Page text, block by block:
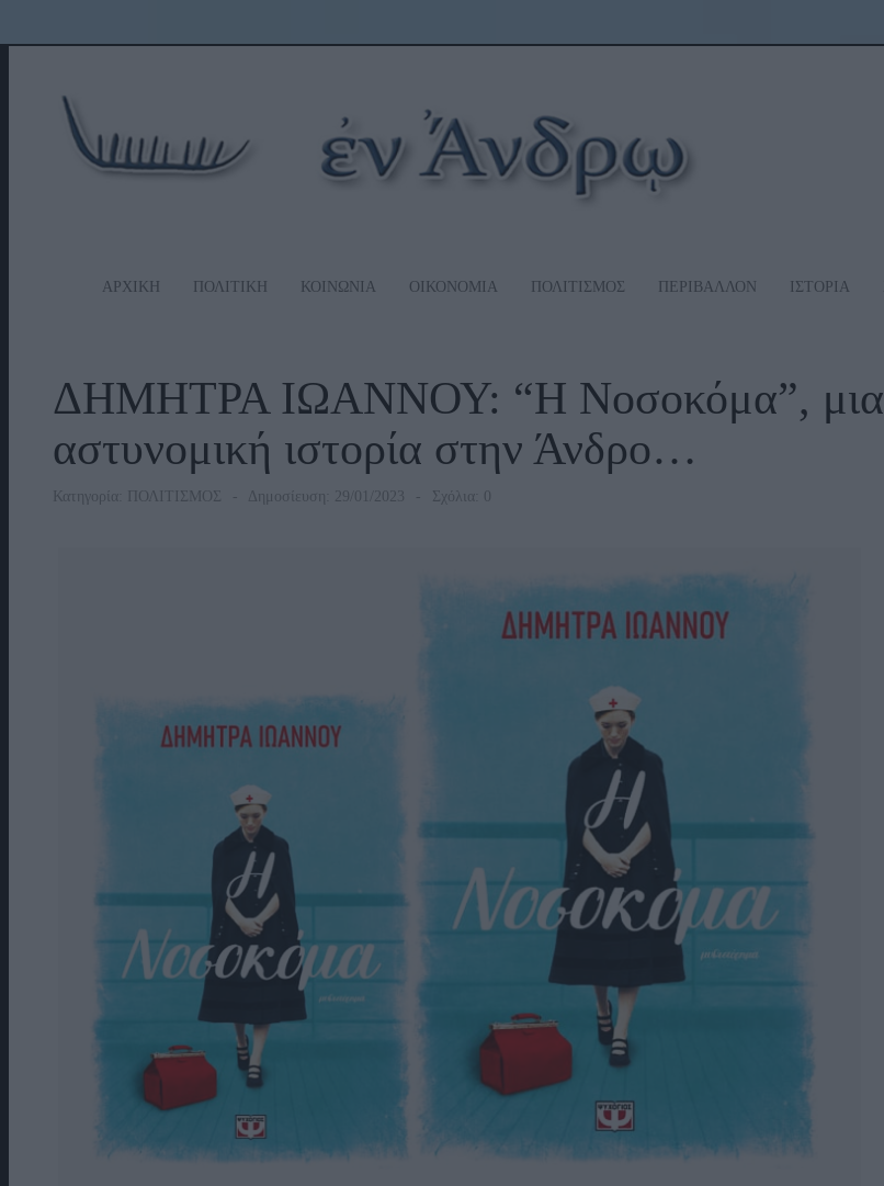
ΑΡΧΙΚΗ ΠΟΛΙΤΙΚΗ ΚΟΙΝΩΝΙΑ ΟΙΚΟΝΟΜΙΑ ΠΟΛΙΤΙΣΜΟΣ ΠΕΡΙΒΑΛΛΟΝ ΙΣΤΟΡΙΑ
ΔΗΜΗΤΡΑ ΙΩΑΝΝΟΥ: “Η Νοσοκόμα”, μια
αστυνομική ιστορία στην Άνδρο…
Κατηγορία: ΠΟΛΙΤΙΣΜΟΣ Δημοσίευση: 29/01/2023 Σχόλια: 0